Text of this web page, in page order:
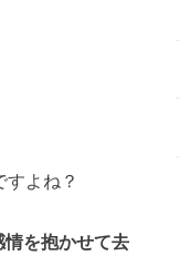
よね？
を抱かせて去